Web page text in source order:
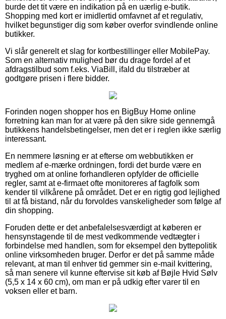
burde det tit være en indikation på en uærlig e-butik.
Shopping med kort er imidlertid omfavnet af et regulativ,
hvilket begunstiger dig som køber overfor svindlende online
butikker.
Vi slår generelt et slag for kortbestillinger eller MobilePay.
Som en alternativ mulighed bør du drage fordel af et
afdragstilbud som f.eks. ViaBill, ifald du tilstræber at
godtgøre prisen i flere bidder.
Forinden nogen shopper hos en BigBuy Home online
forretning kan man for at være på den sikre side gennemgå
butikkens handelsbetingelser, men det er i reglen ikke særlig
interessant.
En nemmere løsning er at efterse om webbutikken er
medlem af e-mærke ordningen, fordi det burde være en
tryghed om at online forhandleren opfylder de officielle
regler, samt at e-firmaet ofte monitoreres af fagfolk som
kender til vilkårene på området. Det er en rigtig god lejlighed
til at få bistand, når du forvoldes vanskeligheder som følge af
din shopping.
Foruden dette er det anbefalelsesværdigt at køberen er
hensynstagende til de mest vedkommende vedtægter i
forbindelse med handlen, som for eksempel den byttepolitik
online virksomheden bruger. Derfor er det på samme måde
relevant, at man til enhver tid gemmer sin e-mail kvittering,
så man senere vil kunne eftervise sit køb af Bøjle Hvid Sølv
(5,5 x 14 x 60 cm), om man er på udkig efter varer til en
voksen eller et barn.